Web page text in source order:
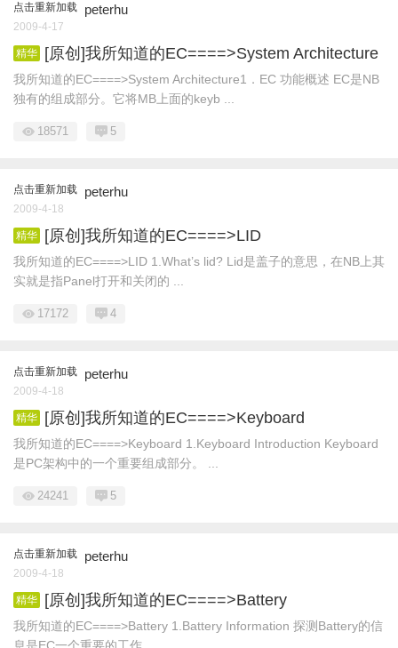
点击重新加载 peterhu
2009-4-17
精华 [原创]我所知道的EC====>System Architecture
我所知道的EC====>System Architecture1．EC 功能概述 EC是NB
独有的组成部分。它将MB上面的keyb ...
18571 5
点击重新加载 peterhu
2009-4-18
精华 [原创]我所知道的EC====>LID
我所知道的EC====>LID 1.What’s lid? Lid是盖子的意思，在NB上其
实就是指Panel打开和关闭的 ...
17172 4
点击重新加载 peterhu
2009-4-18
精华 [原创]我所知道的EC====>Keyboard
我所知道的EC====>Keyboard 1.Keyboard Introduction Keyboard
是PC架构中的一个重要组成部分。 ...
24241 5
点击重新加载 peterhu
2009-4-18
精华 [原创]我所知道的EC====>Battery
我所知道的EC====>Battery 1.Battery Information 探测Battery的信